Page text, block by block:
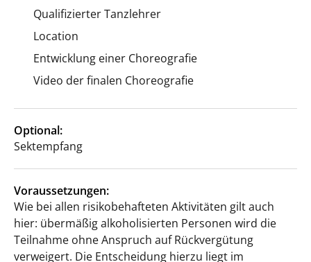
Qualifizierter Tanzlehrer
Location
Entwicklung einer Choreografie
Video der finalen Choreografie
Optional:
Sektempfang
Voraussetzungen:
Wie bei allen risikobehafteten Aktivitäten gilt auch
hier: übermäßig alkoholisierten Personen wird die
Teilnahme ohne Anspruch auf Rückvergütung
verweigert. Die Entscheidung hierzu liegt im